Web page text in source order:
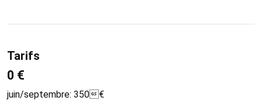
Tarifs
0 €
juin/septembre: 350€